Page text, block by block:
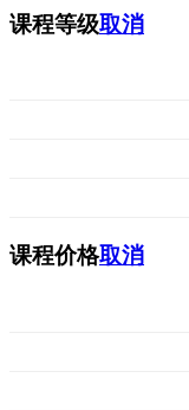
课程等级取消
课程价格取消